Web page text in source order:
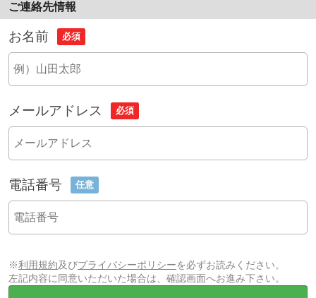
ご連絡先情報
お名前 必須
メールアドレス 必須
電話番号 任意
※利用規約及びプライバシーポリシーを必ずお読みください。
左記内容に同意いただいた場合は、確認画面へお進み下さい。